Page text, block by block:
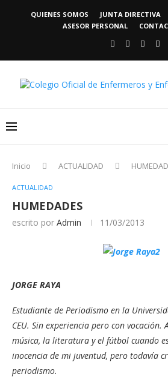
QUIENES SOMOS JUNTA DIRECTIVA
ASESOR PERSONAL
Inicio ACTUALIDAD
ACTUALIDAD
HUMEDADES
escrito por Admin 11/03/2013
JORGE RAYA
Estudiante de Periodismo en la
CEU. Sin experiencia pero con vocación.
música, la literatura y el fútbol cuando
inocencia de mi juventud, pero todavía
periodismo.